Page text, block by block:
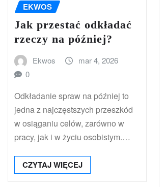
EKWOS
Jak przestać odkładać
rzeczy na później?
Ekwos
mar 4, 2026
0
Odkładanie spraw na później to
jedna z najczęstszych przeszkód
w osiąganiu celów, zarówno w
pracy, jak i w życiu osobistym.…
CZYTAJ WIĘCEJ